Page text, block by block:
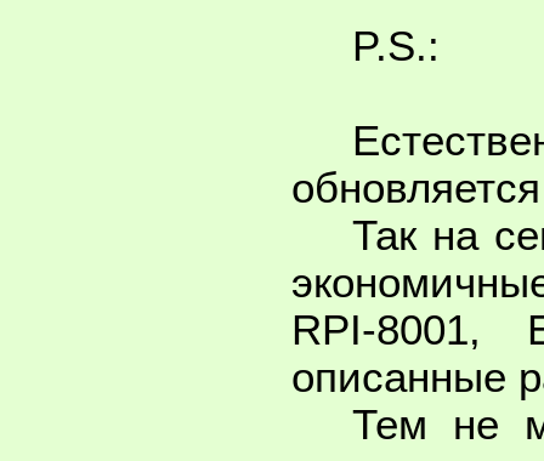
P.S.:
Так на
RPI-8001,
описанные
Тем не